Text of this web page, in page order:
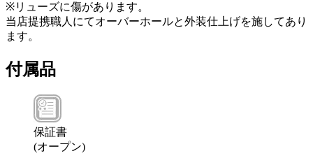
※リューズに傷があります。
当店提携職人にてオーバーホールと外装仕上げを施してあり
ます。
付属品
保証書
(オープン)